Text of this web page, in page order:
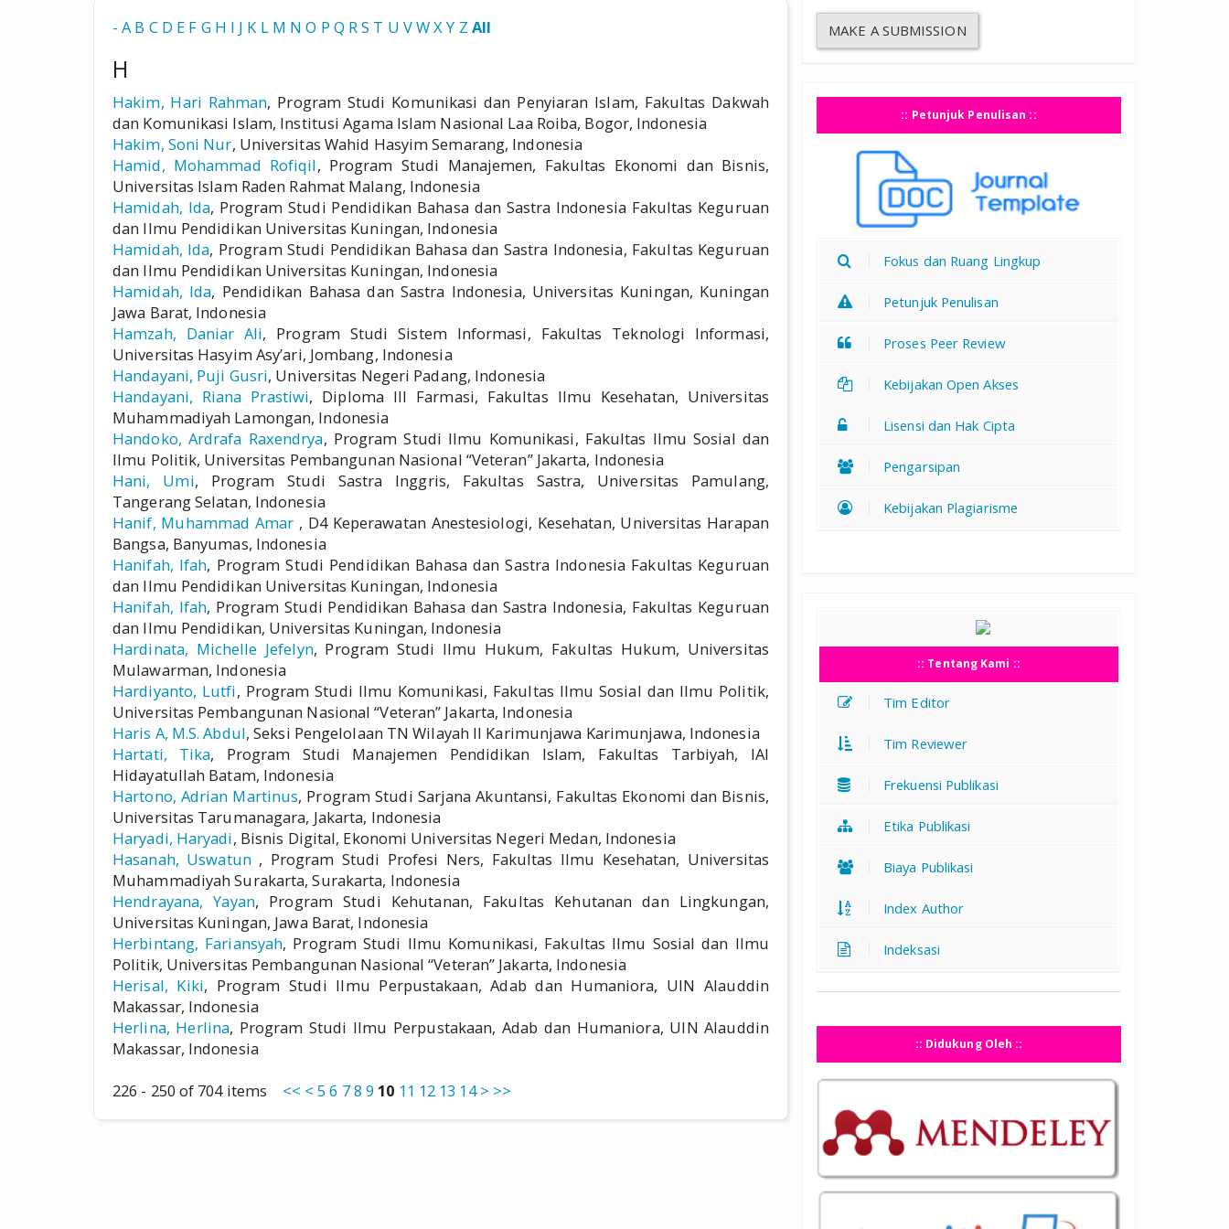
- A B C D E F G H I J K L M N O P Q RS T U VWXY Z All
H
Hakim, Hari Rahman, Program Studi Komunikasi dan Penyiaran Islam, Fakultas Dakwah
dan Komunikasi Islam, Institusi Agama Islam Nasional Laa Roiba, Bogor, Indonesia
Hakim, Soni Nur, Universitas Wahid Hasyim Semarang, Indonesia
Hamid, Mohammad Rofiqil, Program Studi Manajemen, Fakultas Ekonomi dan Bisnis,
Universitas Islam Raden Rahmat Malang, Indonesia
Hamidah, Ida, Program Studi Pendidikan Bahasa dan Sastra Indonesia Fakultas Keguruan
dan Ilmu Pendidikan Universitas Kuningan, Indonesia
Hamidah, Ida, Program Studi Pendidikan Bahasa dan Sastra Indonesia, Fakultas Keguruan
dan Ilmu Pendidikan Universitas Kuningan, Indonesia
Hamidah, Ida, Pendidikan Bahasa dan Sastra Indonesia, Universitas Kuningan, Kuningan
Jawa Barat, Indonesia
Hamzah, Daniar Ali, Program Studi Sistem Informasi, Fakultas Teknologi Informasi,
Universitas Hasyim Asy’ari, Jombang, Indonesia
Handayani, Puji Gusri, Universitas Negeri Padang, Indonesia
Handayani, Riana Prastiwi, Diploma III Farmasi, Fakultas Ilmu Kesehatan, Universitas
Muhammadiyah Lamongan, Indonesia
Handoko, Ardrafa Raxendrya, Program Studi Ilmu Komunikasi, Fakultas Ilmu Sosial dan
Ilmu Politik, Universitas Pembangunan Nasional “Veteran” Jakarta, Indonesia
Hani, Umi, Program Studi Sastra Inggris, Fakultas Sastra, Universitas Pamulang,
Tangerang Selatan, Indonesia
Hanif, Muhammad Amar , D4 Keperawatan Anestesiologi, Kesehatan, Universitas Harapan
Bangsa, Banyumas, Indonesia
Hanifah, Ifah, Program Studi Pendidikan Bahasa dan Sastra Indonesia Fakultas Keguruan
dan Ilmu Pendidikan Universitas Kuningan, Indonesia
Hanifah, Ifah, Program Studi Pendidikan Bahasa dan Sastra Indonesia, Fakultas Keguruan
dan Ilmu Pendidikan, Universitas Kuningan, Indonesia
Hardinata, Michelle Jefelyn, Program Studi Ilmu Hukum, Fakultas Hukum, Universitas
Mulawarman, Indonesia
Hardiyanto, Lutfi, Program Studi Ilmu Komunikasi, Fakultas Ilmu Sosial dan Ilmu Politik,
Universitas Pembangunan Nasional “Veteran” Jakarta, Indonesia
Haris A, M.S. Abdul, Seksi Pengelolaan TN Wilayah II Karimunjawa Karimunjawa, Indonesia
Hartati, Tika, Program Studi Manajemen Pendidikan Islam, Fakultas Tarbiyah, IAI
Hidayatullah Batam, Indonesia
Hartono, Adrian Martinus, Program Studi Sarjana Akuntansi, Fakultas Ekonomi dan Bisnis,
Universitas Tarumanagara, Jakarta, Indonesia
Haryadi, Haryadi, Bisnis Digital, Ekonomi Universitas Negeri Medan, Indonesia
Hasanah, Uswatun , Program Studi Profesi Ners, Fakultas Ilmu Kesehatan, Universitas
Muhammadiyah Surakarta, Surakarta, Indonesia
Hendrayana, Yayan, Program Studi Kehutanan, Fakultas Kehutanan dan Lingkungan,
Universitas Kuningan, Jawa Barat, Indonesia
Herbintang, Fariansyah, Program Studi Ilmu Komunikasi, Fakultas Ilmu Sosial dan Ilmu
Politik, Universitas Pembangunan Nasional “Veteran” Jakarta, Indonesia
Herisal, Kiki, Program Studi Ilmu Perpustakaan, Adab dan Humaniora, UIN Alauddin
Makassar, Indonesia
Herlina, Herlina, Program Studi Ilmu Perpustakaan, Adab dan Humaniora, UIN Alauddin
Makassar, Indonesia
226 - 250 of 704 items << < 5 6 78 9 10 11 12 13 14 > >>
MAKE A SUBMISSION
:: Petunjuk Penulisan ::
Fokus dan Ruang Lingkup
Petunjuk Penulisan
Proses Peer Review
Kebijakan Open Akses
Lisensi dan Hak Cipta
Pengarsipan
Kebijakan Plagiarisme
:: Tentang Kami ::
Tim Editor
Tim Reviewer
Frekuensi Publikasi
Etika Publikasi
Biaya Publikasi
Index Author
Indeksasi
:: Didukung Oleh ::